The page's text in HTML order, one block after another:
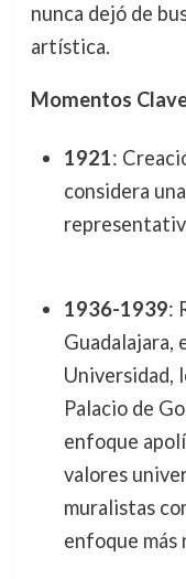
nunca dejó de
artística.
Momentos
1921:
considera
1936-1939:
Guadalajara,
Universidad,
Palacio de
enfoque
valores
muralistas
enfoque más